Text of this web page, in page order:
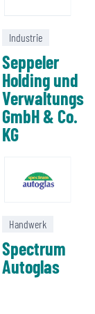
Industrie
Seppeler
Holding und
Verwaltungs
GmbH & Co.
KG
Handwerk
Spectrum
Autoglas